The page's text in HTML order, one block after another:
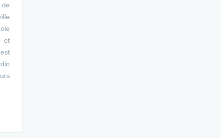
de
et